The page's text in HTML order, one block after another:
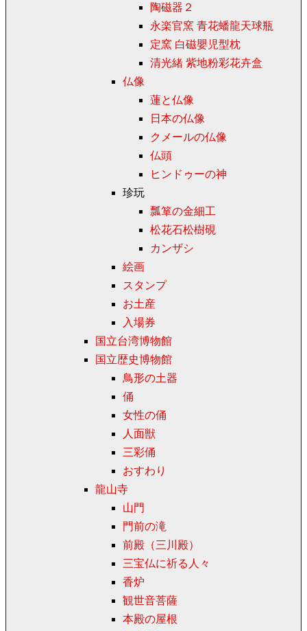
陶磁器２
永楽官窯 青花蟠龍天球瓶
定窯 白磁嬰児型枕
清光緒 紫地粉彩花卉盒
仏像
蓮と仏像
日本の仏像
クメールの仏像
仏頭
ヒンドゥーの神
珍玩
瓢箪の金細工
松花石松樹硯
カンザシ
絵画
スタンプ
お土産
入場券
国立台湾博物館
国立歴史博物館
鳥形の土器
俑
女性の俑
人面獣
三彩俑
おすわり
龍山寺
山門
門前の滝
前殿（三川殿）
三宝仏に祈る人々
香炉
観世音菩薩
本殿の屋根